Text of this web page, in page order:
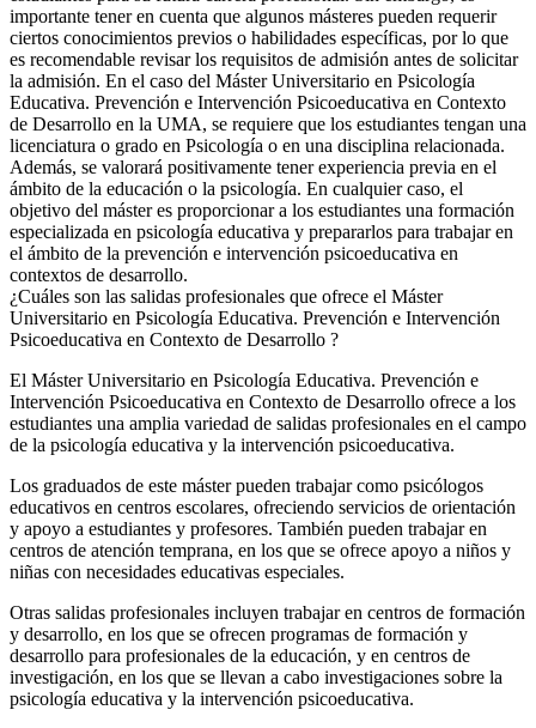
importante tener en cuenta que algunos másteres pueden requerir
ciertos conocimientos previos o habilidades específicas, por lo que
es recomendable revisar los requisitos de admisión antes de solicitar
la admisión. En el caso del Máster Universitario en Psicología
Educativa. Prevención e Intervención Psicoeducativa en Contexto
de Desarrollo en la UMA, se requiere que los estudiantes tengan una
licenciatura o grado en Psicología o en una disciplina relacionada.
Además, se valorará positivamente tener experiencia previa en el
ámbito de la educación o la psicología. En cualquier caso, el
objetivo del máster es proporcionar a los estudiantes una formación
especializada en psicología educativa y prepararlos para trabajar en
el ámbito de la prevención e intervención psicoeducativa en
contextos de desarrollo.
¿Cuáles son las salidas profesionales que ofrece el Máster
Universitario en Psicología Educativa. Prevención e Intervención
Psicoeducativa en Contexto de Desarrollo ?
El Máster Universitario en Psicología Educativa. Prevención e
Intervención Psicoeducativa en Contexto de Desarrollo ofrece a los
estudiantes una amplia variedad de salidas profesionales en el campo
de la psicología educativa y la intervención psicoeducativa.
Los graduados de este máster pueden trabajar como psicólogos
educativos en centros escolares, ofreciendo servicios de orientación
y apoyo a estudiantes y profesores. También pueden trabajar en
centros de atención temprana, en los que se ofrece apoyo a niños y
niñas con necesidades educativas especiales.
Otras salidas profesionales incluyen trabajar en centros de formación
y desarrollo, en los que se ofrecen programas de formación y
desarrollo para profesionales de la educación, y en centros de
investigación, en los que se llevan a cabo investigaciones sobre la
psicología educativa y la intervención psicoeducativa.